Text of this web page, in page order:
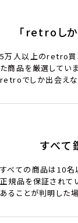
「retroし
5万人以上のretro買
た商品を厳選してい
retroでしか出会えな
すべて
すべての商品は10名
正規品を保証されて
あることが判明した